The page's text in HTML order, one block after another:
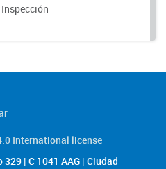
International license
| C 1041 AAG | Ciudad